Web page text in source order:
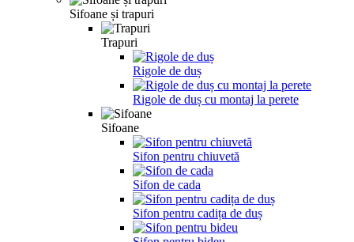
Sifoane și trapuri
Trapuri
Rigole de duș
Rigole de duș cu montaj la perete
Sifoane
Sifon pentru chiuvetă
Sifon de cada
Sifon pentru cadița de duș